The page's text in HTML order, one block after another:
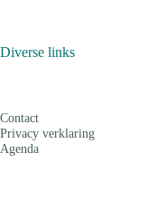
Diverse links
Contact
Privacy verklaring
Agenda